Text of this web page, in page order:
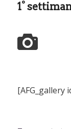
1°
[AFG_gallery